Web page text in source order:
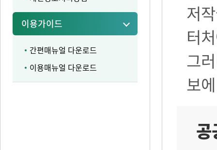
이용가이드
간편매뉴얼 다운로드
이용매뉴얼 다운로드
저
터
그
보